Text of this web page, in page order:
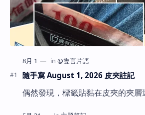
隨手寫 August 1, 2026 皮夾註記
偶然發現，標籤貼黏在皮夾的夾層